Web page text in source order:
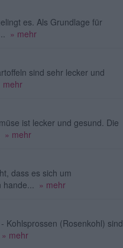
es. Als Grundlage für
» mehr
sind sehr lecker und
mehr
ist lecker und gesund. Die
» mehr
dass es sich um
» mehr
Kohlsprossen (Rosenkohl) sind
» mehr